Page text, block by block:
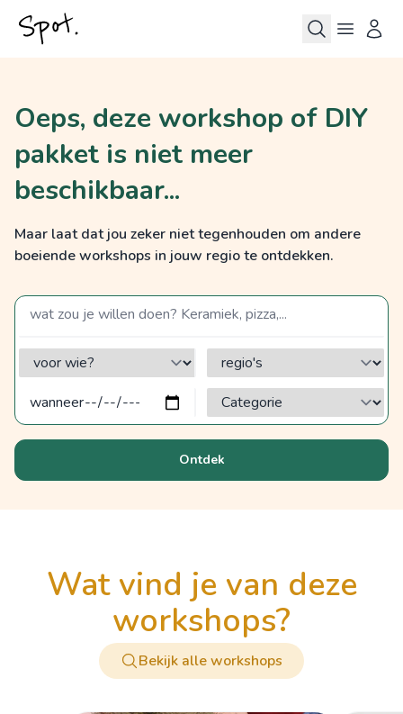
Oeps, deze workshop of DIY
pakket is niet meer
beschikbaar...
Maar laat dat jou zeker niet tegenhouden om andere
boeiende workshops in jouw regio te ontdekken.
zoek op een term
voor wie? regio's
Categorie?
Ontdek
wat vind je van deze
workshops?
Bekijk alle workshops